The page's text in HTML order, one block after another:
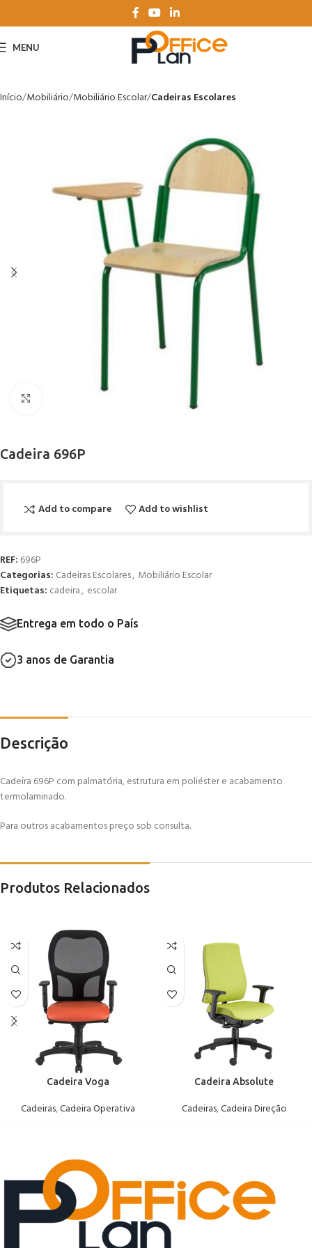
MENU
Início Mobiliário Mobiliário Escolar Cadeiras Escolares
Cadeira 696P
Add to compare Add to wishlist
REF: 696P
Categorias: Cadeiras Escolares, Mobiliário Escolar
Etiquetas: cadeira, escolar
Entrega em todo o País
3 anos de Garantia
Descrição
Cadeira 696P com palmatória, estrutura em poliéster e acabamento
termolaminado.
Para outros acabamentos preço sob consulta.
Produtos Relacionados
Cadeira Voga
Cadeiras,Cadeira Operativa
Cadeira Absolute
Cadeiras,Cadeira Direção